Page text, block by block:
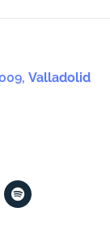
Valladolid